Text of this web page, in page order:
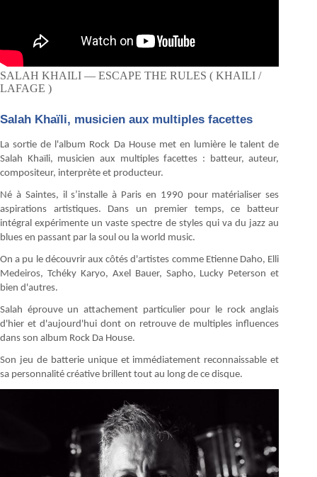
SALAH KHAILI — ESCAPE THE RULES ( KHAILI /
LAFAGE )
Salah Khaïli, musicien aux multiples facettes
La sortie de l'album Rock Da House met en lumière le talent de
Salah Khaïli, musicien aux multiples facettes : batteur, auteur,
compositeur, interprète et producteur.
Né à Saintes, il s’installe à Paris en 1990 pour matérialiser ses
aspirations artistiques. Dans un premier temps, ce batteur
intégral expérimente un vaste spectre de styles qui va du jazz au
blues en passant par la soul ou la world music.
On a pu le découvrir aux côtés d'artistes comme Etienne Daho, Elli
Medeiros, Tchéky Karyo, Axel Bauer, Sapho, Lucky Peterson et
bien d'autres.
Salah éprouve un attachement particulier pour le rock anglais
d'hier et d'aujourd'hui dont on retrouve de multiples influences
dans son album Rock Da House.
Son jeu de batterie unique et immédiatement reconnaissable et
sa personnalité créative brillent tout au long de ce disque.